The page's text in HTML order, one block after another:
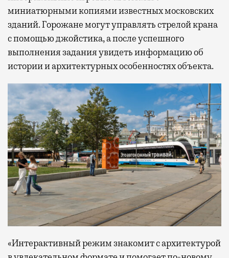
миниатюрными копиями известных московских
зданий. Горожане могут управлять стрелой крана
с помощью джойстика, а после успешного
выполнения задания увидеть информацию об
истории и архитектурных особенностях объекта.
«Интерактивный режим знакомит с архитектурой